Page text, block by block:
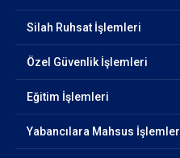
Silah Ruhsat İşlemleri
Özel Güvenlik İşlemleri
Eğitim İşlemleri
Yabancılara Mahsus İşlemler